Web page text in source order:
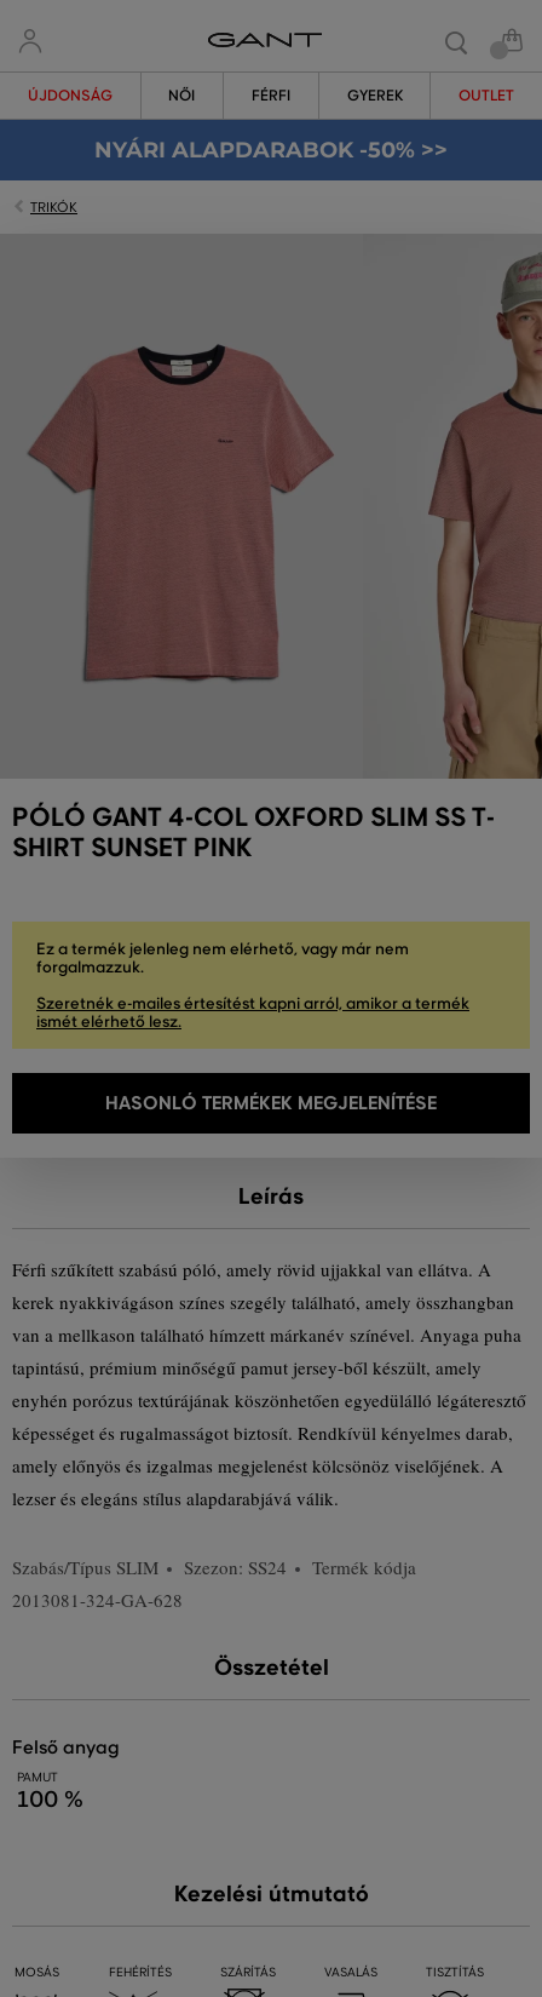
ÚJDONSÁG NŐI FÉRFI GYEREK OUTLET
NYÁRI ALAPDARABOK -50% >>
TRIKÓK
PÓLÓ GANT 4-COL OXFORD SLIM SS T-
SHIRT SUNSET PINK
Ez a termék jelenleg nem elérhető, vagy már nem
forgalmazzuk.
Szeretnék e-mailes értesítést kapni arról, amikor a termék
ismét elérhető lesz.
HASONLÓ TERMÉKEK MEGJELENÍTÉSE
Leírás
Férfi szűkített szabású póló, amely rövid ujjakkal van ellátva. A
kerek nyakkivágáson színes szegély található, amely összhangban
van a mellkason található hímzett márkanév színével. Anyaga puha
tapintású, prémium minőségű pamut jersey-ből készült, amely
enyhén porózus textúrájának köszönhetően egyedülálló légáteresztő
képességet és rugalmasságot biztosít. Rendkívül kényelmes darab,
amely előnyös és izgalmas megjelenést kölcsönöz viselőjének. A
lezser és elegáns stílus alapdarabjává válik.
Szabás/Típus SLIM Szezon: SS24
Termék kódja
2013081-324-GA-628
Összetétel
felső anyag
PAMUT
100 %
Kezelési útmutató
MOSÁS FEHÉRÍTÉS SZÁRÍTÁS VASALÁS TISZTÍTÁS